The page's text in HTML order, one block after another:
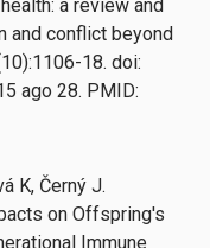
a review and
and conflict beyond
18. doi:
ago 28. PMID:
K, Černý J.
on Offspring's
Immune